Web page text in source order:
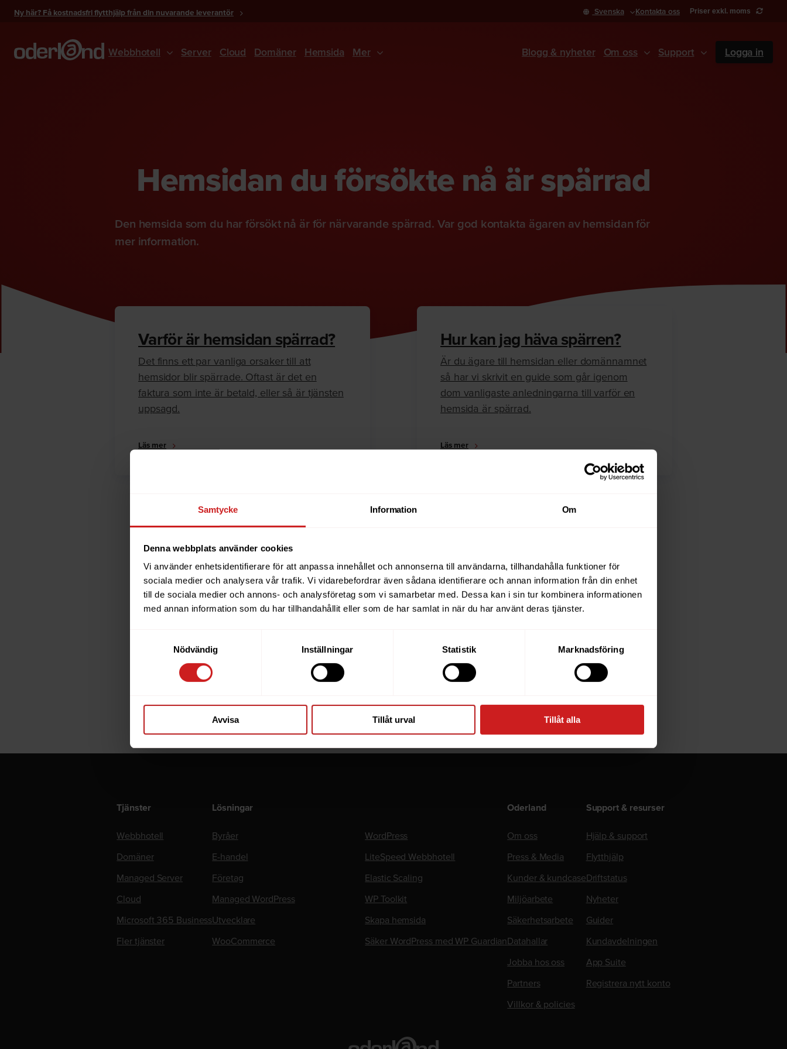
Samtycke Information Om
Denna webbplats använder cookies
Vi använder enhetsidentifierare för att anpassa innehållet och annonserna till användarna, tillhandahålla funktioner för
sociala medier och analysera vår trafik. Vi vidarebefordrar även sådana identifierare och annan information från din enhet
till de sociala medier och annons- och analysföretag som vi samarbetar med. Dessa kan i sin tur kombinera informationen
med annan information som du har tillhandahållit eller som de har samlat in när du har använt deras tjänster.
Nödvändig
Inställningar Statistik Marknadsföring
Avvisa Tillåt urval Tillåt alla
Ny här? Få kostnadsfri flytthjälp från din nuvarande leverantör Svenska Kontakta oss Priser exkl. moms
Webbhotell Server Cloud Domäner Hemsida Mer Blogg & nyheter Om oss Support Logga in
Hemsidan du försökte nå är spärrad
Den hemsida som du har försökt nå är för närvarande spärrad. Var god kontakta ägaren av hemsidan för
mer information.
Varför är hemsidan spärrad?
Det finns ett par vanliga orsaker till att
hemsidor blir spärrade. Oftast är det en
faktura som inte är betald, eller så är tjänsten
uppsagd.
Läs mer
Hur kan jag häva spärren?
Är du ägare till hemsidan eller domännamnet
så har vi skrivit en guide som går igenom
dom vanligaste anledningarna till varför en
hemsida är spärrad.
Läs mer
The website you were trying to reach
has been suspended
the website for further information.
If you are the owner of this website or domain pleaseread this FAQ
Tjänster
Webbhotell
Domäner
Managed Server
Cloud
Microsoft 365 Business
Fler tjänster
Lösningar
Byråer
E-handel
Företag
Managed WordPress
Utvecklare
WooCommerce
WordPress
LiteSpeed Webbhotell
Elastic Scaling
WP Toolkit
Skapa hemsida
Säker WordPress med WP Guardian
Oderland
Om oss
Press & Media
Kunder & kundcase
Miljöarbete
Säkerhetsarbete
Datahallar
Jobba hos oss
Partners
Villkor & policies
Support & resurser
Hjälp & support
Flytthjälp
Driftstatus
Nyheter
Guider
Kundavdelningen
App Suite
Registrera nytt konto